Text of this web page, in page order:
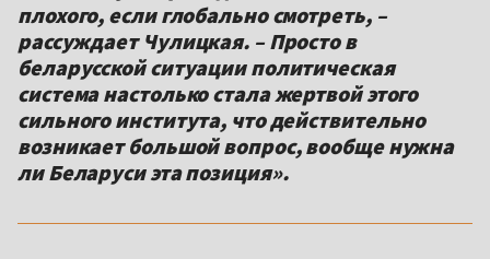
плохого, если глобально смотреть, –
рассуждает Чулицкая. – Просто в
беларусской ситуации политическая
система настолько стала жертвой этого
сильного института, что действительно
возникает большой вопрос, вообще нужна
ли Беларуси эта позиция».